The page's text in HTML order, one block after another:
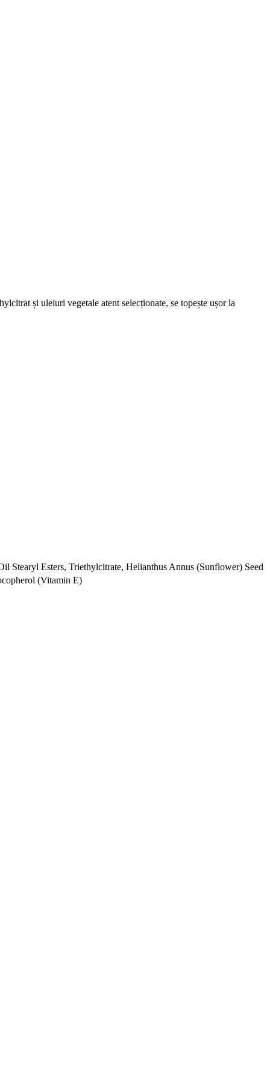
și uleiuri vegetale atent selecționate, se topește ușor la
Stearyl Esters, Triethylcitrate, Helianthus Annus (Sunflower) Seed
(Vitamin E)